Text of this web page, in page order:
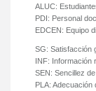
ALUC:
PDI: Personal
EDCEN: Equipo
SG: Satisfacción
INF: Información
SEN: Sencillez
PLA: Adecuación